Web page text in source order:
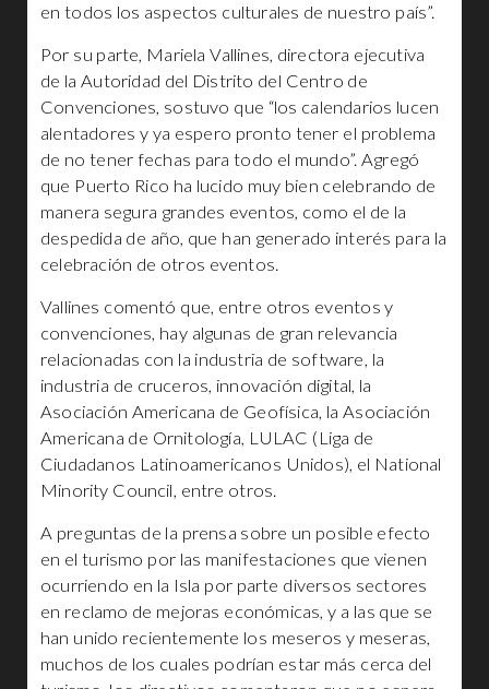
en todos los aspectos culturales de nuestro país”.
Por su parte, Mariela Vallines, directora ejecutiva
de la Autoridad del Distrito del Centro de
Convenciones, sostuvo que “los calendarios lucen
alentadores y ya espero pronto tener el problema
de no tener fechas para todo el mundo”. Agregó
que Puerto Rico ha lucido muy bien celebrando de
manera segura grandes eventos, como el de la
despedida de año, que han generado interés para la
celebración de otros eventos.
Vallines comentó que, entre otros eventos y
convenciones, hay algunas de gran relevancia
relacionadas con la industria de software, la
industria de cruceros, innovación digital, la
Asociación Americana de Geofísica, la Asociación
Americana de Ornitología, LULAC (Liga de
Ciudadanos Latinoamericanos Unidos), el National
Minority Council, entre otros.
A preguntas de la prensa sobre un posible efecto
en el turismo por las manifestaciones que vienen
ocurriendo en la Isla por parte diversos sectores
en reclamo de mejoras económicas, y a las que se
han unido recientemente los meseros y meseras,
muchos de los cuales podrían estar más cerca del